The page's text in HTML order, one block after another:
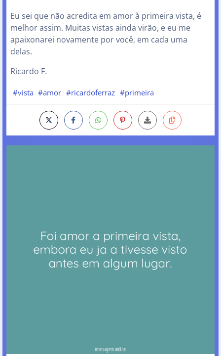
Eu sei que não acredita em amor à primeira vista, é
melhor assim. Muitas vistas ainda virão, e eu me
apaixonarei novamente por você, em cada uma
delas.
Ricardo F.
#vista #amor #ricardoferraz #primeira